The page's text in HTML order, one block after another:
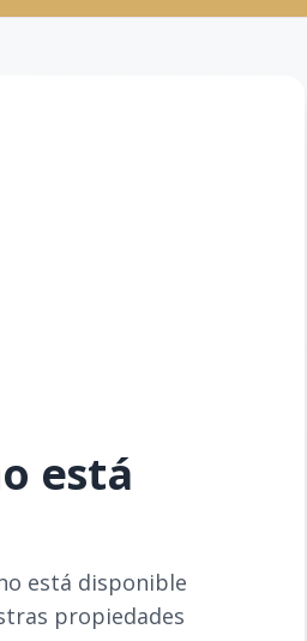
está
está disponible
propiedades